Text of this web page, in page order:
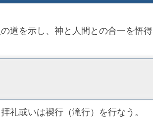
道を示し、神と人間との合一を悟得
礼或いは禊行（滝行）を行なう。